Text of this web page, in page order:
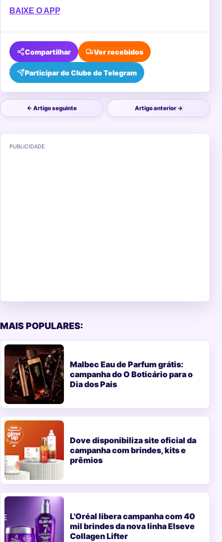
BAIXE O APP
Compartilhar
Participar do Clube do Telegram
Ver recebidos
← Artigo seguinte Artigo anterior →
PUBLICIDADE
MAIS POPULARES:
Malbec Eau de Parfum grátis:
campanha do O Boticário para o
Dia dos Pais
Dove disponibiliza site oficial da
campanha com brindes, kits e
prêmios
L'Oréal libera campanha com 40
mil brindes da nova linha Elseve
Collagen Lifter